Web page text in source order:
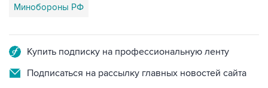
Минобороны РФ
Купить подписку на профессиональную ленту
Подписаться на рассылку главных новостей сайта